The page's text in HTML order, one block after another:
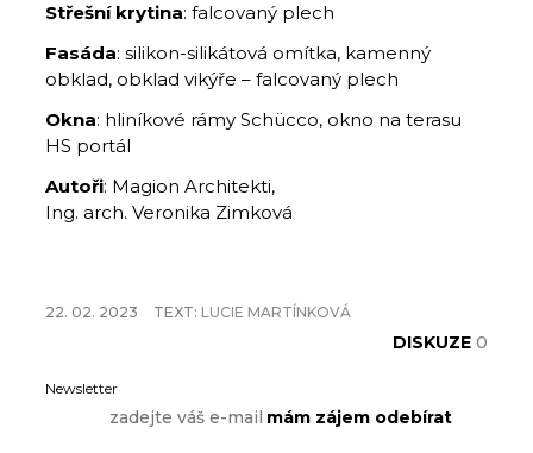
Střešní krytina: falcovaný plech
Fasáda: silikon-silikátová omítka, kamenný
obklad, obklad vikýře – falcovaný plech
Okna: hliníkové rámy Schücco, okno na terasu
HS portál
Autoři: Magion Architekti,
Ing. arch. Veronika Zimková
22. 02. 2023 TEXT: LUCIE MARTÍNKOVÁ
DISKUZE 0
Newsletter